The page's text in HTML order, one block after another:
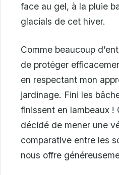
face au gel, à la pluie
glacials de cet hiver.
Comme beaucoup
de protéger
en respectant mon
jardinage. Fini les
finissent en lambeaux !
décidé de mener une
comparative entre les
nous offre